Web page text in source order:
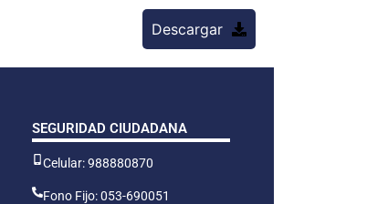
Descargar
SEGURIDAD CIUDADANA
Celular: 988880870
Fono Fijo: 053-690051